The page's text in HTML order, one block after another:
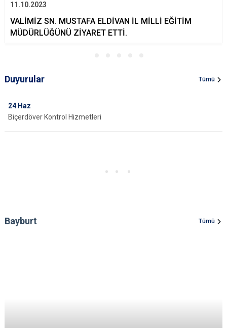
11.10.2023
VALİMİZ SN. MUSTAFA ELDİVAN İL MİLLİ EĞİTİM
MÜDÜRLÜĞÜNÜ ZİYARET ETTİ.
Duyurular Tümü
24 Haz
Biçerdöver Kontrol Hizmetleri
Bayburt Tümü